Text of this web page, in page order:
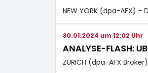
NEW YORK (dpa-AFX)
30.01.2024 um 12:02 Uhr
ANALYSE-FLASH:
ZÜRICH (dpa-AFX